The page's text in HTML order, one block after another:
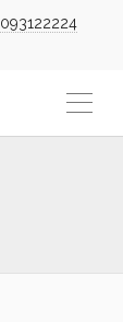
093122224